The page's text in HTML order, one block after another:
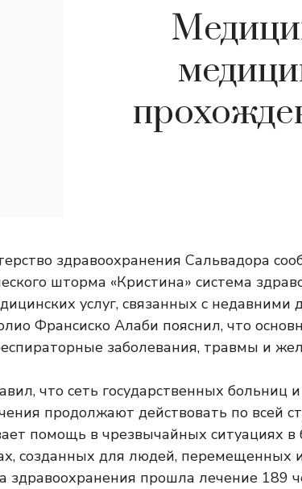
здравоохранения Сальвадора
шторма «Кристина» система
услуг, связанных с недавними
Франсиско Алаби пояснил, что
заболевания, травмы и
что сеть государственных больниц
продолжают действовать по всей
помощь в чрезвычайных ситуациях
созданных для людей, перемещенных
здравоохранения прошла лечение 189